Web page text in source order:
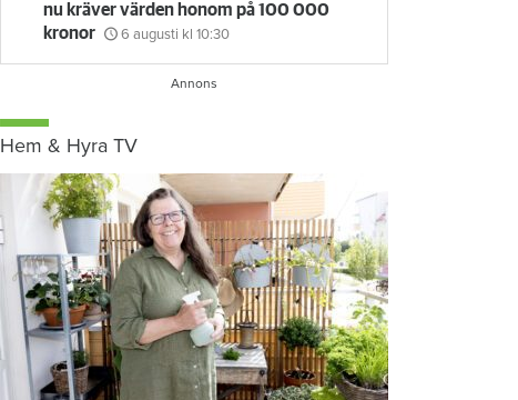
nu kräver värden honom på 100 000
kronor
6 augusti kl 10:30
Hem & Hyra TV